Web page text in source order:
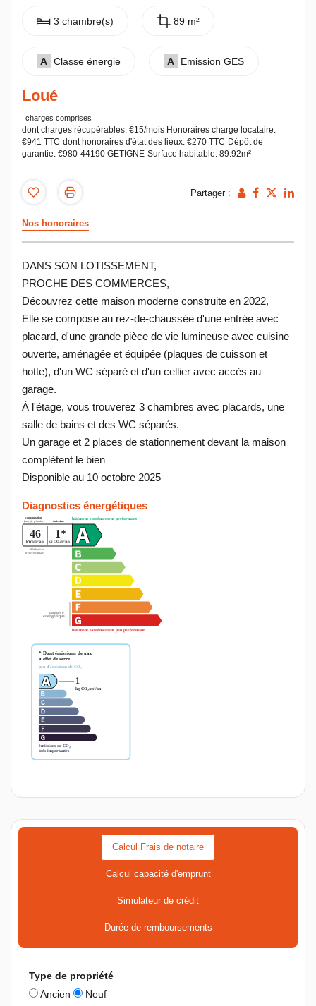
3 chambre(s) 89 m²
A Classe énergie A Emission GES
Loué
charges comprises
dont charges récupérables: €15/mois Honoraires charge locataire:
€941 TTC dont honoraires d'état des lieux: €270 TTC Dépôt de
garantie: €980 44190 GETIGNE Surface habitable: 89.92m²
Partager :
Nos honoraires
DANS SON LOTISSEMENT,
PROCHE DES COMMERCES,
Découvrez cette maison moderne construite en 2022,
Elle se compose au rez-de-chaussée d'une entrée avec
placard, d'une grande pièce de vie lumineuse avec cuisine
ouverte, aménagée et équipée (plaques de cuisson et
hotte), d'un WC séparé et d'un cellier avec accès au
garage.
À l'étage, vous trouverez 3 chambres avec placards, une
salle de bains et des WC séparés.
Un garage et 2 places de stationnement devant la maison
complètent le bien
Disponible au 10 octobre 2025
Diagnostics énergétiques
Calcul Frais de notaire
Calcul capacité d'emprunt
Simulateur de crédit
Durée de remboursements